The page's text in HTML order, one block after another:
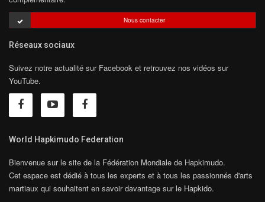
Nous contacter
Réseaux sociaux
Suivez notre actualité sur Facebook et retrouvez nos vidéos sur
YouTube.
World Hapkimudo Federation
Bienvenue sur le site de la Fédération Mondiale de Hapkimudo.
Cet espace est dédié à tous les experts et à tous les passionnés d'arts
martiaux qui souhaitent en savoir davantage sur le Hapkido.